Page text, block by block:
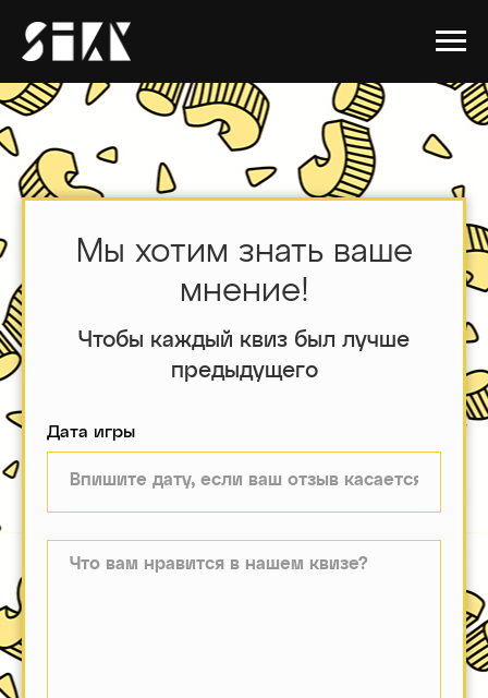
Мы хотим знать ваше
мнение!
Чтобы каждый квиз был лучше
предыдущего
Дата игры